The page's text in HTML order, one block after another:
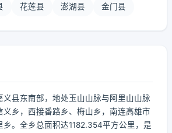
花莲县 澎湖县 金门县
义县东南部，地处玉山山脉与阿里山山脉
义乡，西接番路乡、梅山乡，南连高雄市
乡。全乡总面积达1182.354平方公里，是